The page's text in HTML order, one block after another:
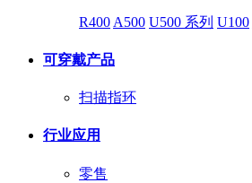
R400 A500 U500 系列 U100
可穿戴产品
扫描指环
行业应用
零售